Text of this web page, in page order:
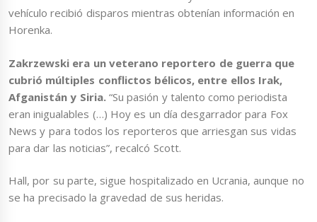
vehículo recibió disparos mientras obtenían información en
Horenka.
Zakrzewski era un veterano reportero de guerra que
cubrió múltiples conflictos bélicos, entre ellos Irak,
Afganistán y Siria. “Su pasión y talento como periodista
eran inigualables (…) Hoy es un día desgarrador para Fox
News y para todos los reporteros que arriesgan sus vidas
para dar las noticias”, recalcó Scott.
Hall, por su parte, sigue hospitalizado en Ucrania, aunque no
se ha precisado la gravedad de sus heridas.